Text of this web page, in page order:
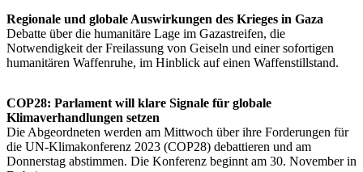
Regionale und globale Auswirkungen des Krieges in Gaza
Debatte über die humanitäre Lage im Gazastreifen, die
Notwendigkeit der Freilassung von Geiseln und einer sofortigen
humanitären Waffenruhe, im Hinblick auf einen Waffenstillstand.
COP28: Parlament will klare Signale für globale
Klimaverhandlungen setzen
Die Abgeordneten werden am Mittwoch über ihre Forderungen für
die UN-Klimakonferenz 2023 (COP28) debattieren und am
Donnerstag abstimmen. Die Konferenz beginnt am 30. November in